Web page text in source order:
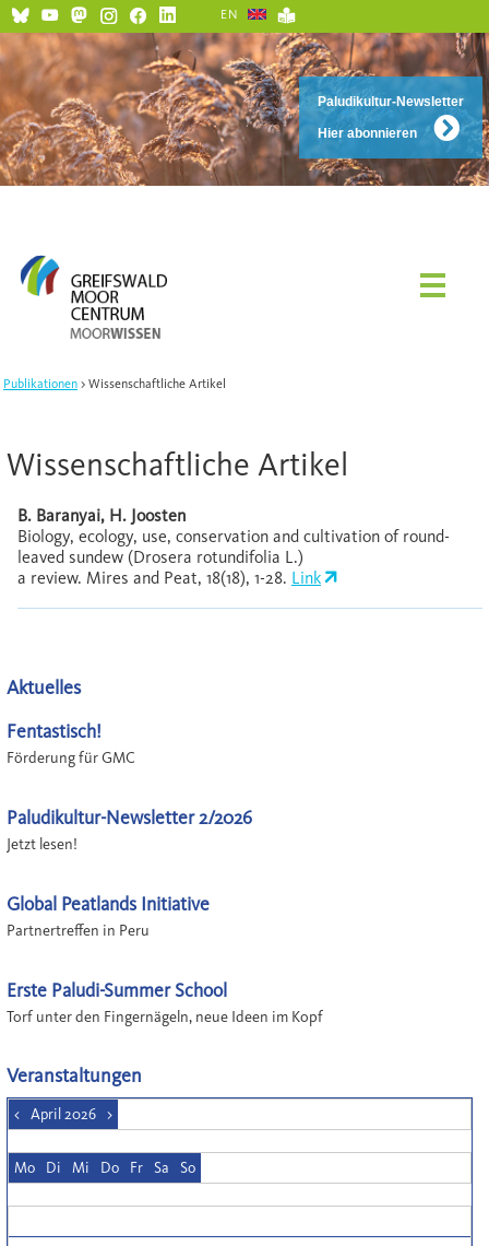
Paludikultur-Newsletter
Hier abonnieren
EN
Publikationen Wissenschaftliche Artikel
Wissenschaftliche Artikel
B. Baranyai, H. Joosten
Biology, ecology, use, conservation and cultivation of round-
leaved sundew (Drosera rotundifolia L.)
a review. Mires and Peat, 18(18), 1-28. Link
Aktuelles
Fentastisch!
Förderung für GMC
Paludikultur-Newsletter 2/2026
Jetzt lesen!
Global Peatlands Initiative
Partnertreffen in Peru
Erste Paludi-Summer School
Torf unter den Fingernägeln, neue Ideen im Kopf
Veranstaltungen
< April 2026 >
Mo Di Mi Do Fr Sa So